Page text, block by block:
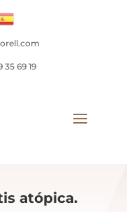
35 69 19
atópica.